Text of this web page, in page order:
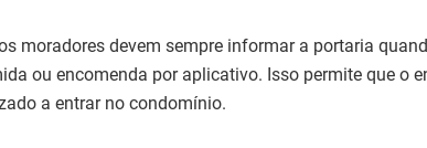
moradores devem sempre informar a portaria
ou encomenda por aplicativo. Isso permite que o
a entrar no condomínio.